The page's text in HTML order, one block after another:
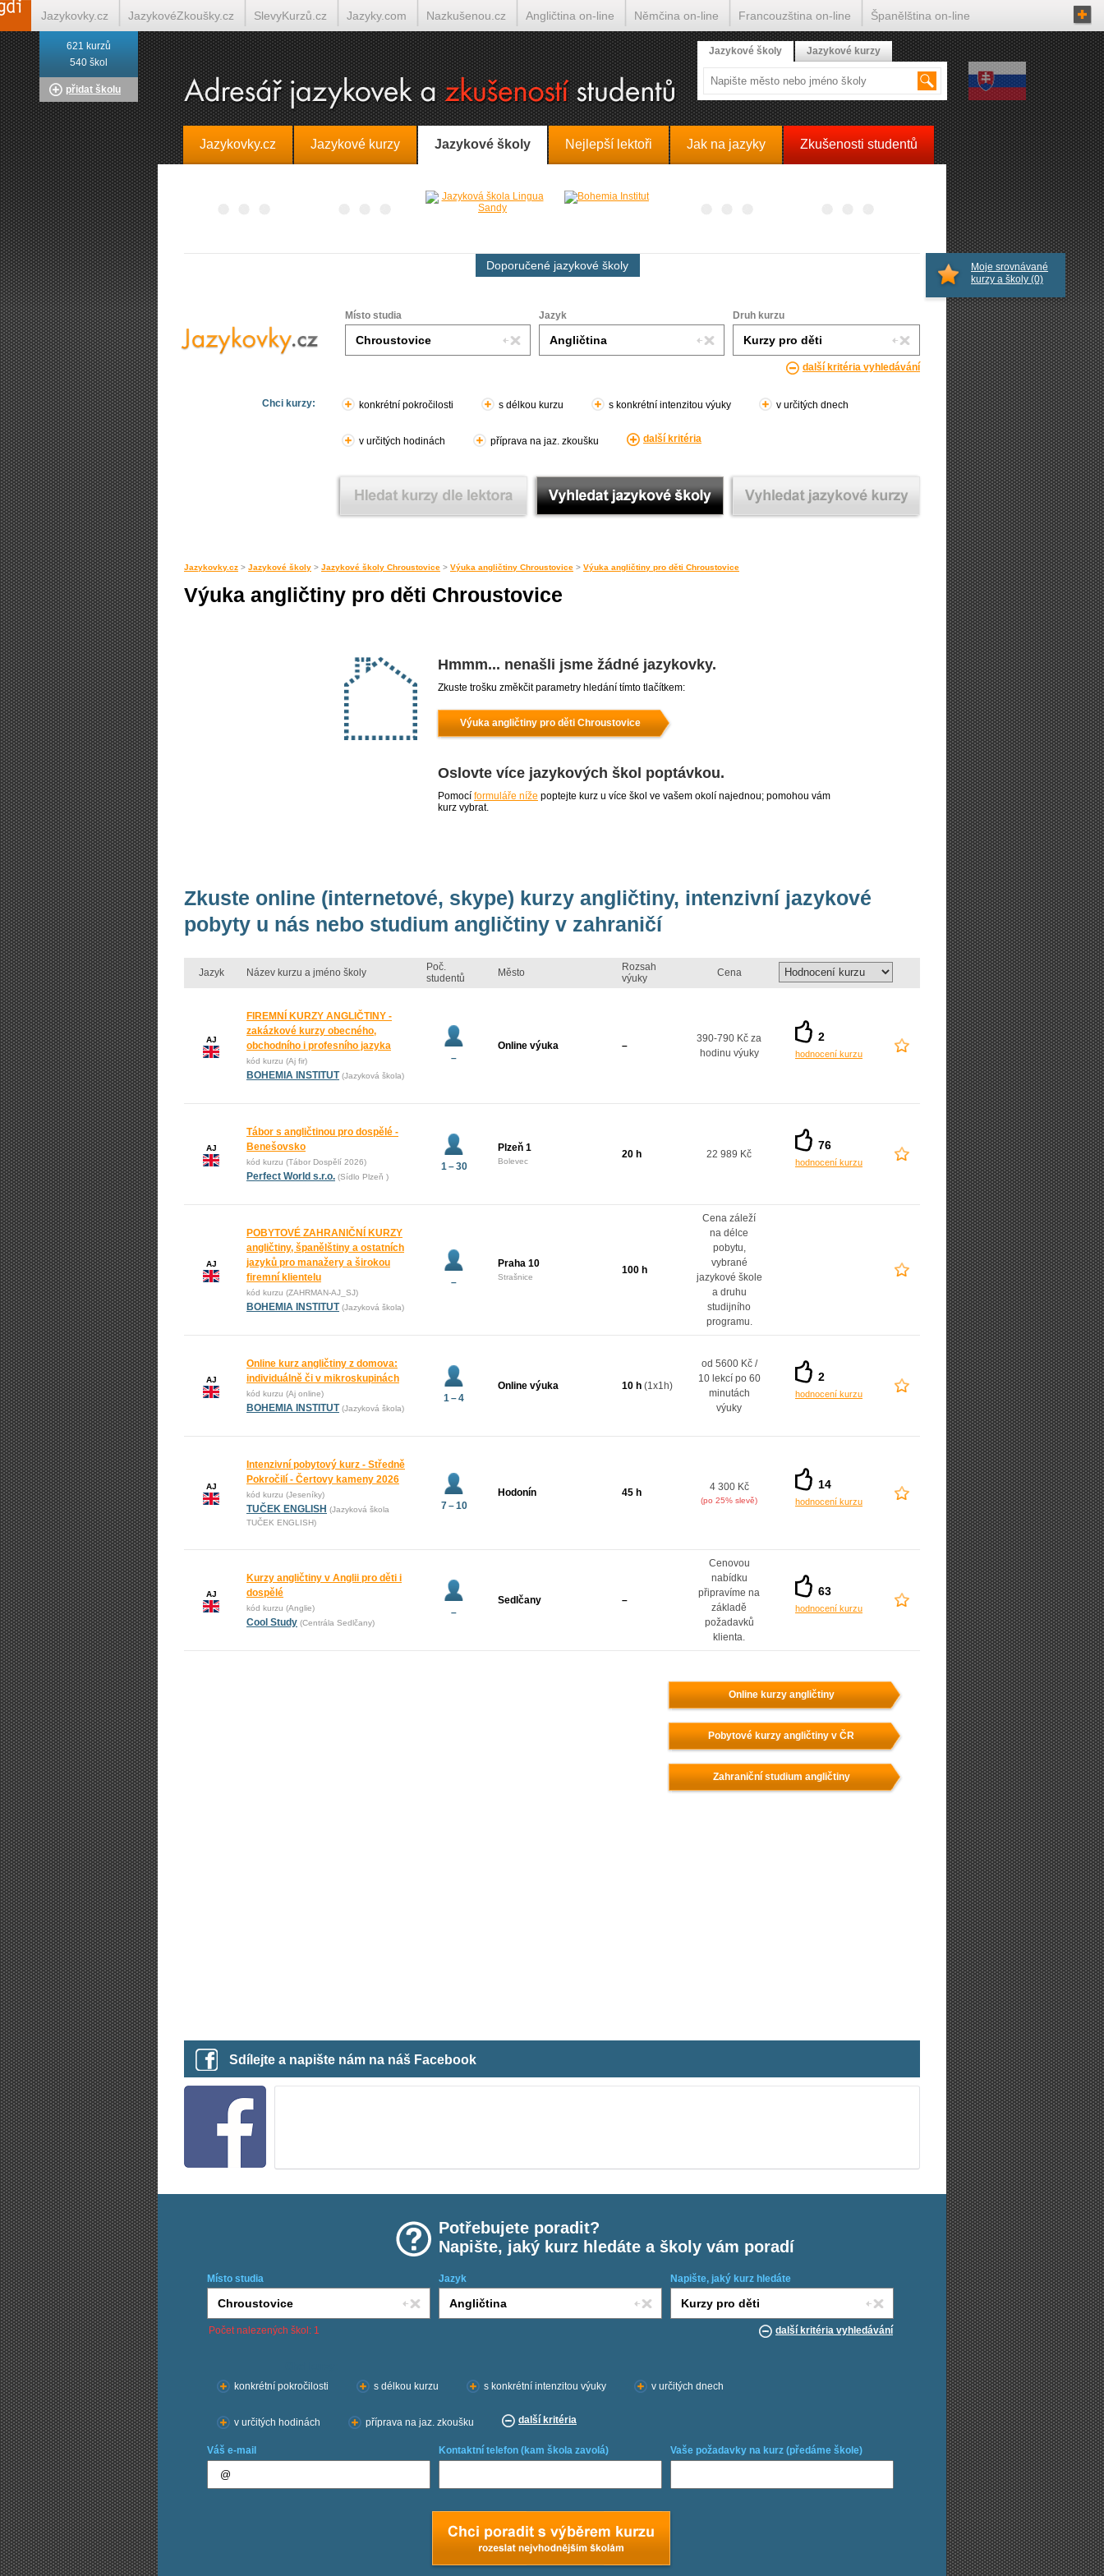
Jazykovky.cz Jazykové kurzy Jazykové školy Nejlepší lektoři Jak na jazyky Zkušenosti studentů
Doporučené jazykové školy
Místo studia Jazyk Druh kurzu
další kritéria vyhledávání
Chci kurzy: konkrétní pokročilosti s délkou kurzu s konkrétní intenzitou výuky v určitých dnech
v určitých hodinách příprava na jaz. zkoušku další kritéria
Jazykovky.cz > Jazykové školy > Jazykové školy Chroustovice > Výuka angličtiny Chroustovice > Výuka angličtiny pro děti Chroustovice
Výuka angličtiny pro děti Chroustovice
Hmmm... nenašli jsme žádné jazykovky.
Zkuste trošku změkčit parametry hledání tímto tlačítkem:
Výuka angličtiny pro děti Chroustovice
Oslovte více jazykových škol poptávkou.
Pomocí formuláře níže poptejte kurz u více škol ve vašem okolí najednou; pomohou vám
kurz vybrat.
Zkuste online (internetové, skype) kurzy angličtiny, intenzivní jazykové
pobyty u nás nebo studium angličtiny v zahraničí
Jazyk Název kurzu a jméno školy
Poč.
studentů
Město
Rozsah
výuky
Cena
AJ
FIREMNÍ KURZY ANGLIČTINY -
zakázkové kurzy obecného,
obchodního i profesního jazyka
kód kurzu (Aj fir)
BOHEMIA INSTITUT (Jazyková škola)
–
Online výuka –
390-790 Kč za
hodinu výuky
2
hodnocení kurzu
AJ
Tábor s angličtinou pro dospělé -
Benešovsko
kód kurzu (Tábor Dospělí 2026)
Perfect World s.r.o. (Sídlo Plzeň )
1 – 30
Plzeň 1
Bolevec
20 h 22 989 Kč
76
hodnocení kurzu
AJ
POBYTOVÉ ZAHRANIČNÍ KURZY
angličtiny, španělštiny a ostatních
jazyků pro manažery a širokou
firemní klientelu
kód kurzu (ZAHRMAN-AJ_SJ)
BOHEMIA INSTITUT (Jazyková škola)
–
Praha 10
Strašnice
100 h
Cena záleží
na délce
pobytu,
vybrané
jazykové škole
a druhu
studijního
programu.
AJ
Online kurz angličtiny z domova:
individuálně či v mikroskupinách
kód kurzu (Aj online)
BOHEMIA INSTITUT (Jazyková škola)
1 – 4
Online výuka 10 h (1x1h)
od 5600 Kč /
10 lekcí po 60
minutách
výuky
2
hodnocení kurzu
AJ
Intenzivní pobytový kurz - Středně
Pokročilí - Čertovy kameny 2026
kód kurzu (Jeseníky)
TUČEK ENGLISH (Jazyková škola
TUČEK ENGLISH)
7 – 10
Hodonín 45 h 4 300 Kč
(po 25% slevě)
14
hodnocení kurzu
AJ
Kurzy angličtiny v Anglii pro děti i
dospělé
kód kurzu (Anglie)
Cool Study (Centrála Sedlčany)
–
Sedlčany –
Cenovou
nabídku
připravíme na
základě
požadavků
klienta.
63
hodnocení kurzu
Online kurzy angličtiny
Pobytové kurzy angličtiny v ČR
Zahraniční studium angličtiny
Sdílejte a napište nám na náš Facebook
Potřebujete poradit?
Napište, jaký kurz hledáte a školy vám poradí
Místo studia Jazyk Napište, jaký kurz hledáte
Počet nalezených škol: 1 další kritéria vyhledávání
konkrétní pokročilosti
s délkou kurzu s konkrétní intenzitou výuky v určitých dnech
v určitých hodinách příprava na jaz. zkoušku další kritéria
Váš e-mail Kontaktní telefon (kam škola zavolá) Vaše požadavky na kurz (předáme škole)
Moje srovnávané
kurzy a školy (0)
621 kurzů
540 škol
přidat školu
Jazykové školy Jazykové kurzy
Jazykovky.cz JazykovéZkoušky.cz SlevyKurzů.cz Jazyky.com Nazkušenou.cz Angličtina on-line Němčina on-line Francouzština on-line Španělština on-line
Italština on-line Tlumočení-Překlady.cz Překládá.cz Tlumočí.cz